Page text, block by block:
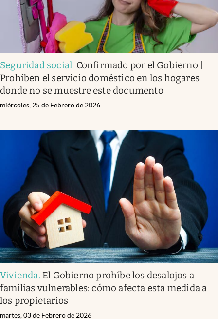
Seguridad social. Confirmado por el Gobierno |
Prohíben el servicio doméstico en los hogares
donde no se muestre este documento
miércoles, 25 de Febrero de 2026
Vivienda. El Gobierno prohíbe los desalojos a
familias vulnerables: cómo afecta esta medida a
los propietarios
martes, 03 de Febrero de 2026